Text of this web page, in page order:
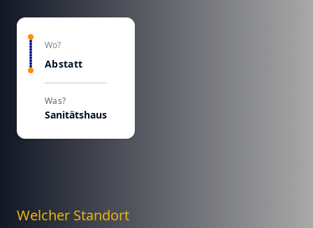
Wo?
Abstatt
Was?
Sanitätshaus
Welcher Standort